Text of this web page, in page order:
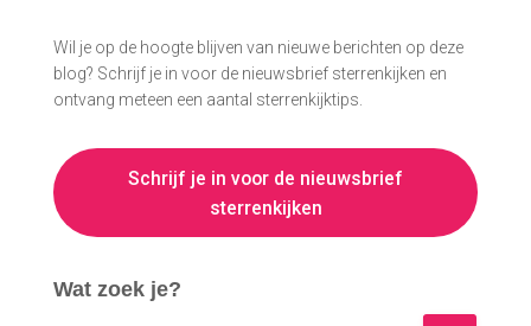
Wil je op de hoogte blijven van nieuwe berichten op deze
blog? Schrijf je in voor de nieuwsbrief sterrenkijken en
ontvang meteen een aantal sterrenkijktips.
Schrijf je in voor de nieuwsbrief
sterrenkijken
Wat zoek je?